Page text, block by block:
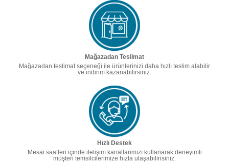
Mağazadan Teslimat
Mağazadan teslimat seçeneği ile ürünlerinizi daha hızlı teslim alabilir
ve indirim kazanabilirsiniz.
Hızlı Destek
Mesai saatleri içinde iletişim kanallarımızı kullanarak deneyimli
müşteri temsilcilerimize hızla ulaşabilirisiniz.